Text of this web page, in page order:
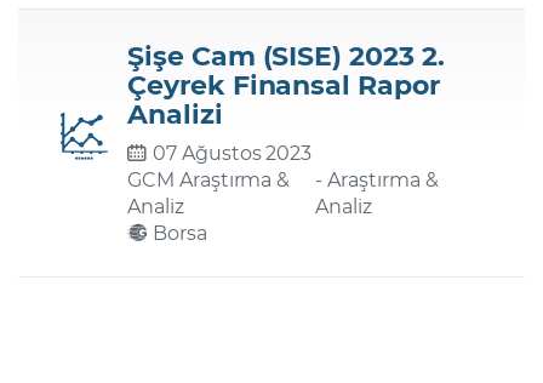
Şifreniz
Şifremi Unuttum
Şişe Cam (SISE) 2023 2.
Çeyrek Finansal Rapor
Analizi
07 Ağustos 2023
GCM Araştırma &
Analiz
- Araştırma &
Analiz
Borsa